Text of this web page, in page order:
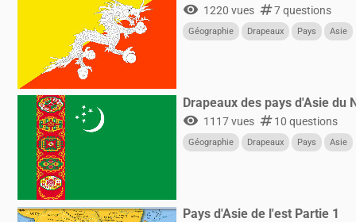
visibility 1220 vues numbers7 questions
Géographie Drapeaux Pays Asie
Drapeaux des pays d'Asie du
visibility 1117 vues numbers10 questions
Géographie Drapeaux Pays Asie
Pays d'Asie de l'est Partie 1